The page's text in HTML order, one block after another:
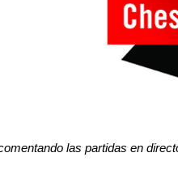
las partidas en